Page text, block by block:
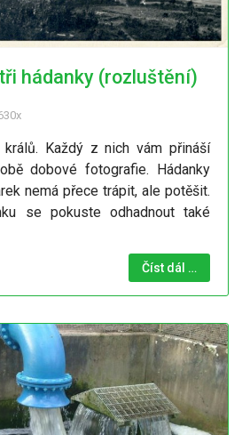
hádanky (rozluštění)
Každý z nich vám přináší
dobové fotografie. Hádanky
nemá přece trápit, ale potěšit.
se pokuste odhadnout také
Číst dál …